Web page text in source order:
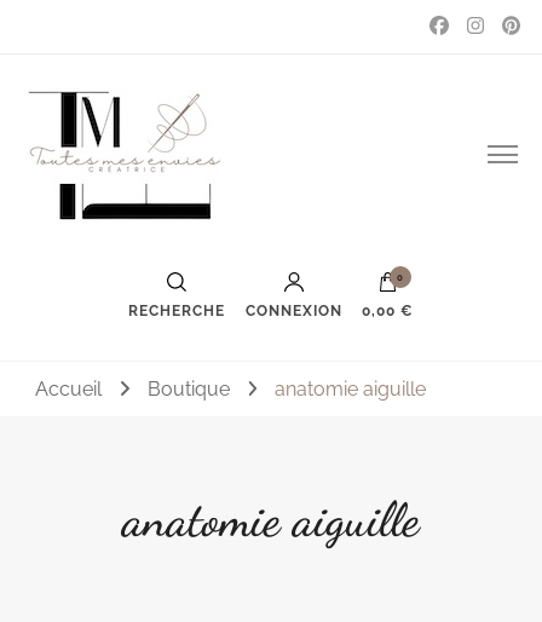
Toutes mes envies
Couture, accessoires, mode, bijoux …
RECHERCHE CONNEXION
0
0,00 €
Accueil Boutique anatomie aiguille
anatomie aiguille